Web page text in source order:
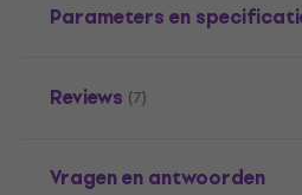
Parameters en
Reviews (7)
Vragen en antwoorden